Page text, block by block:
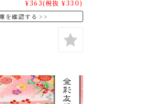
¥363(税抜 ¥330)
を確認する